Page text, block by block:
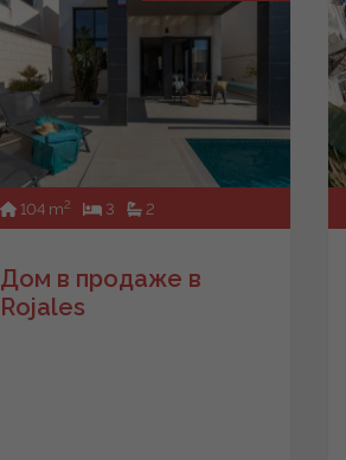
104 m2 3 2
Дом в продаже в
Rojales